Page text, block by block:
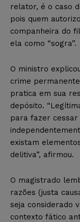
relator, é o caso
pois quem
companheira do
ela como “sogra”.
O ministro
crime
pratica em sua
depósito.
para fazer
existam
delitiva”, afirmou.
O magistrado
razões (justa
seja considerado
contexto fático